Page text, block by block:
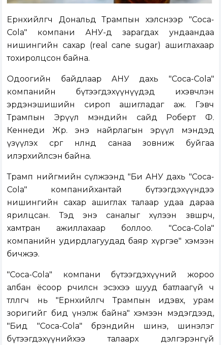
Ерөнхийлөгч Дональд Трампын хэлснээр "Coca-
Cola" компани АНУ-д зарагдах ундаандаа
нишингийн сахар (real cane sugar) ашиглахаар
тохиролцсон байна.
Одоогийн байдлаар АНУ дахь "Coca-Cola"
компанийн бүтээгдэхүүнүүдэд ихэвчлэн
эрдэнэшишийн сироп ашигладаг аж. Гэвч
Трампын Эрүүл мэндийн сайд Роберт Ф.
Кеннеди Жр. энэ найрлагын эрүүл мэндэд
үзүүлэх сөрөг нөлөөнд санаа зовниж буйгаа
илэрхийлсэн байна.
Трамп нийгмийн сүлжээнд "Би АНУ дахь "Coca-
Cola" компанийхантай бүтээгдэхүүндээ
нишингийн сахар ашиглах талаар удаа дараа
ярилцсан. Тэд энэ саналыг хүлээн зөвшөөрч,
хамтран ажиллахаар боллоо. "Coca-Cola"
компанийн удирдлагуудад баяр хүргэе" хэмээн
бичжээ.
"Coca-Cola" компани бүтээгдэхүүний жороо
албан ёсоор өөрчилсөн эсэхээ шууд батлаагүй ч
төлөөлөгч нь "Ерөнхийлөгч Трампын идэвх, урам
зоригийг бид үнэлж байна" хэмээн мэдэгдээд,
"Бид "Coca-Cola" брэндийн шинэ, шинэлэг
бүтээгдэхүүнийхээ талаарх дэлгэрэнгүй